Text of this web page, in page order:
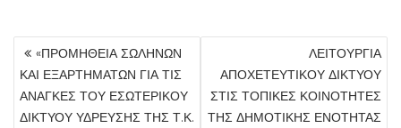
ΠΛΟΉΓΗΣΗ
ΆΡΘΡΩΝ
«ΠΡΟΜΗΘΕΙΑ ΣΩΛΗΝΩΝ
ΚΑΙ ΕΞΑΡΤΗΜΑΤΩΝ ΓΙΑ ΤΙΣ
ΑΝΑΓΚΕΣ ΤΟΥ ΕΣΩΤΕΡΙΚΟΥ
ΔΙΚΤΥΟΥ ΥΔΡΕΥΣΗΣ ΤΗΣ Τ.Κ.
ΛΕΙΤΟΥΡΓΙΑ
ΑΠΟΧΕΤΕΥΤΙΚΟΥ ΔΙΚΤΥΟΥ
ΣΤΙΣ ΤΟΠΙΚΕΣ ΚΟΙΝΟΤΗΤΕΣ
ΤΗΣ ΔΗΜΟΤΙΚΗΣ ΕΝΟΤΗΤΑΣ